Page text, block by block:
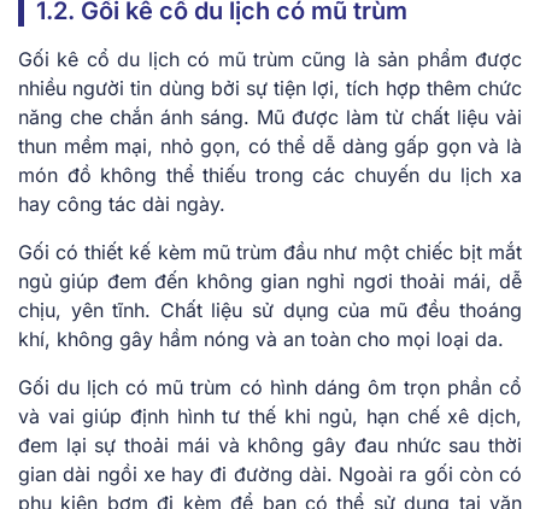
1.2. Gối kê cổ du lịch có mũ trùm
Gối kê cổ du lịch có mũ trùm cũng là sản phẩm được
nhiều người tin dùng bởi sự tiện lợi, tích hợp thêm chức
năng che chắn ánh sáng. Mũ được làm từ chất liệu vải
thun mềm mại, nhỏ gọn, có thể dễ dàng gấp gọn và là
món đồ không thể thiếu trong các chuyến du lịch xa
hay công tác dài ngày.
Gối có thiết kế kèm mũ trùm đầu như một chiếc bịt mắt
ngủ giúp đem đến không gian nghỉ ngơi thoải mái, dễ
chịu, yên tĩnh. Chất liệu sử dụng của mũ đều thoáng
khí, không gây hầm nóng và an toàn cho mọi loại da.
Gối du lịch có mũ trùm có hình dáng ôm trọn phần cổ
và vai giúp định hình tư thế khi ngủ, hạn chế xê dịch,
đem lại sự thoải mái và không gây đau nhức sau thời
gian dài ngồi xe hay đi đường dài. Ngoài ra gối còn có
phụ kiện bơm đi kèm để bạn có thể sử dụng tại văn